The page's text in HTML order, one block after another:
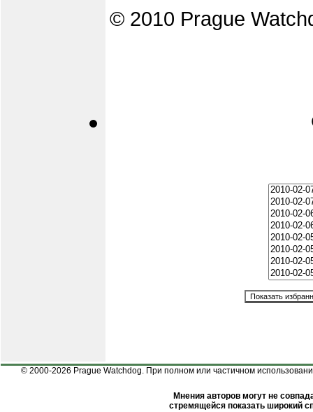
© 2010 Prague
© 2000-2026 Prague Watchdog. При полном или частичном
Мнения авторов могут не
стремящейся показать широкий